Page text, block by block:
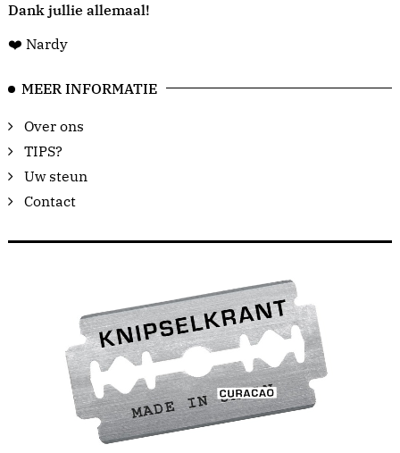
Dank jullie allemaal!
❤️ Nardy
MEER INFORMATIE
Over ons
TIPS?
Uw steun
Contact